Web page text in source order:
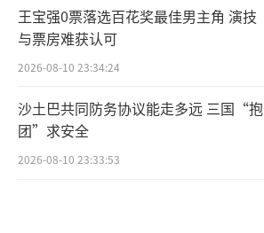
王宝强0票落选百花奖最佳男主角 演技
与票房难获认可
2026-08-10 23:34:24
沙土巴共同防务协议能走多远 三国“抱
团”求安全
2026-08-10 23:33:53